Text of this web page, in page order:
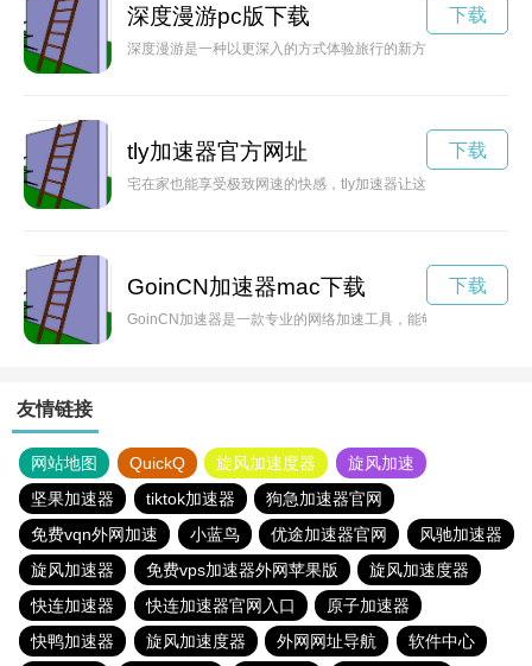
深度漫游pc版下载
深度漫游是一种以更深入的方式体验旅行的新方法。通过走访
下载
tly加速器官方网址
宅在家也能享受极致网速的快感，tly加速器让这成为可能。揭
下载
GoinCN加速器mac下载
GoinCN加速器是一款专业的网络加速工具，能够帮助用户畅
下载
友情链接
网站地图 QuickQ 旋风加速度器
旋风加速
坚果加速器
tiktok加速器
狗急加速器官网
免费vqn外网加速
小蓝鸟 优途加速器官网
风驰加速器
旋风加速器
免费vps加速器外网苹果版
旋风加速度器
快连加速器
快连加速器官网入口
原子加速器
快鸭加速器
旋风加速度器 外网网址导航 软件中心